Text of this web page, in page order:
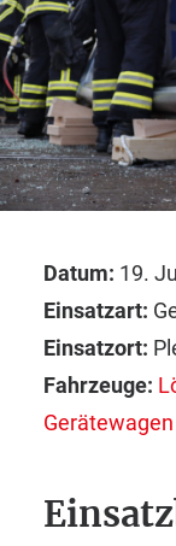
Datum: 19.
Einsatzart:
Einsatzort:
Fahrzeuge: